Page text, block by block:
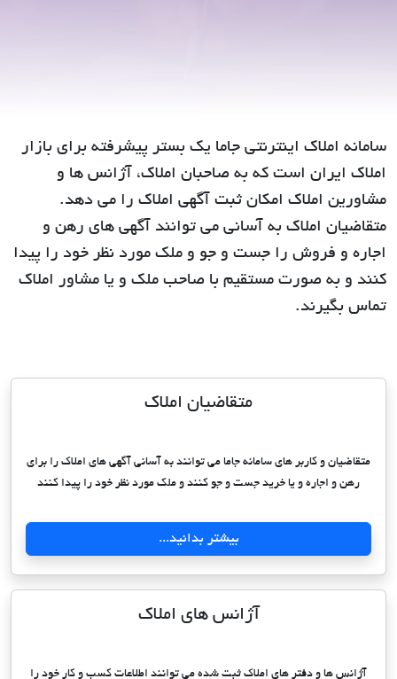
سامانه املاک اینترنتی جاما یک بستر پیشرفته برای بازار
املاک ایران است که به صاحبان املاک، آژانس ها و
مشاورین املاک امکان ثبت آگهی املاک را می دهد.
متقاضیان املاک به آسانی می توانند آگهی های رهن و
اجاره و فروش را جست و جو و ملک مورد نظر خود را پیدا
کنند و به صورت مستقیم با صاحب ملک و یا مشاور املاک
تماس بگیرند.
متقاضیان املاک
متقاضیان و کاربر های سامانه جاما می توانند به آسانی آگهی های املاک را برای
رهن و اجاره و یا خرید جست و جو کنند و ملک مورد نظر خود را پیدا کنند
بیشتر بدانید...
آژانس های املاک
آژانس ها و دفتر های املاک ثبت شده می توانند اطلاعات کسب و کار خود را